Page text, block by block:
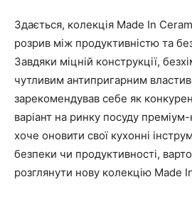
Здається, колекція Made In
розрив між продуктивністю та
Завдяки міцній конструкції,
чутливим антипригарним
зарекомендував себе як
варіант на ринку посуду
хоче оновити свої кухонні
безпеки чи продуктивності,
розглянути нову колекцію Made